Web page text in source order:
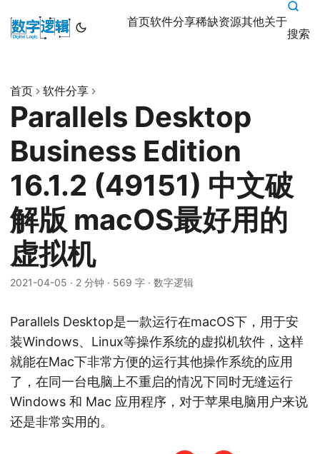
首页软件分享稀缺资源其他关于
搜索
首页 软件分享
Parallels Desktop
Business Edition
16.1.2 (49151) 中文破
解版 macOS最好用的
虚拟机
2021-04-05 · 2 分钟 · 569 字 · 数字逻辑
Parallels Desktop是一款运行在macOS下，用于安
装Windows、Linux等操作系统的虚拟机软件，这样
就能在Mac下非常方便的运行其他操作系统的应用
了，在同一台电脑上不重启的情况下同时无缝运行
Windows 和 Mac 应用程序，对于苹果电脑用户来说
还是非常实用的。